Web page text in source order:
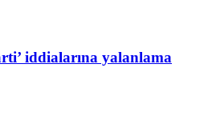
iddialarına yalanlama